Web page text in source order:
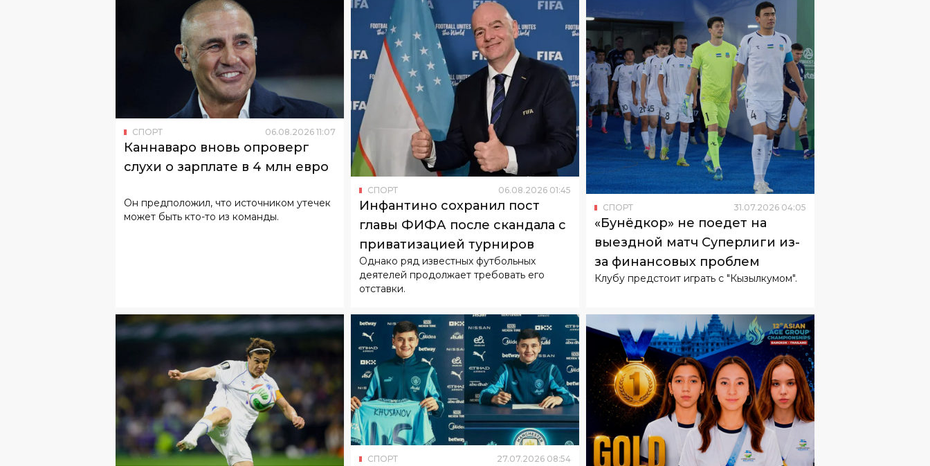
СПОРТ 06.08.2026 11:07
Каннаваро вновь опроверг
слухи о зарплате в 4 млн евро
Он предположил, что источником утечек
может быть кто-то из команды.
СПОРТ 06.08.2026 01:45
Инфантино сохранил пост
главы ФИФА после скандала с
приватизацией турниров
Однако ряд известных футбольных
деятелей продолжает требовать его
отставки.
СПОРТ 31.07.2026 04:05
«Бунёдкор» не поедет на
выездной матч Суперлиги из-
за финансовых проблем
Клубу предстоит играть с "Кызылкумом".
СПОРТ 27.07.2026 08:54